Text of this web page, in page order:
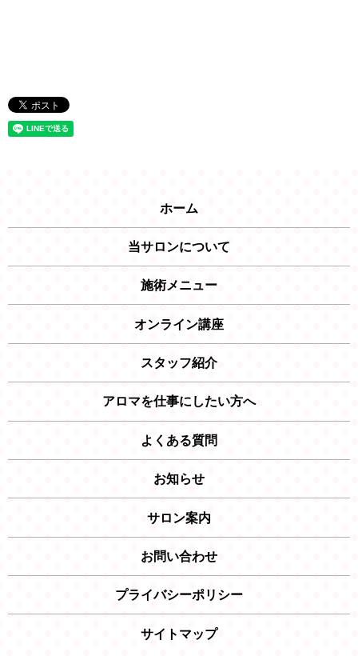
ホーム
当サロンについて
施術メニュー
オンライン講座
スタッフ紹介
アロマを仕事にしたい方へ
よくある質問
お知らせ
サロン案内
お問い合わせ
プライバシーポリシー
サイトマップ